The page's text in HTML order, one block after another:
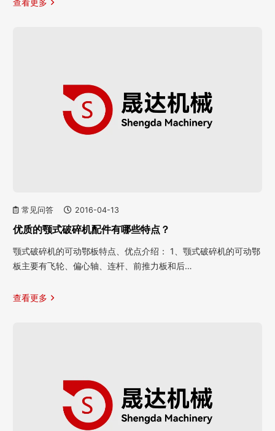
常见问答 2016-04-13
优质的颚式破碎机配件有哪些特点？
颚式破碎机的可动鄂板特点、优点介绍： 1、颚式破碎机的可动鄂
板主要有飞轮、偏心轴、连杆、前推力板和后…
查看更多